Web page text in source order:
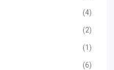
(4)
(2)
(1)
(6)